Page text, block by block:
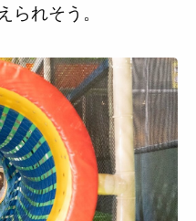
られそう。